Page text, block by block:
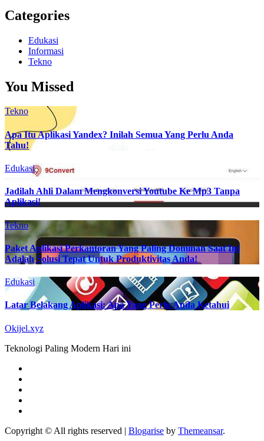
Categories
Edukasi
Informasi
Tekno
You Missed
Tekno
Apa Itu Aplikasi Yandex? Inilah Semua Yang Perlu Anda
Tahu!
Edukasi
Jadilah Ahli Dalam Mengkonversi Youtube Ke Mp3 Tanpa
Aplikasi!
Tekno
Paket Aplikasi Perkantoran Yang Paling Dominan Saat Ini
Adalah Solusi Tepat Untuk Produktivitas Anda!
Edukasi
Latar Belakang Aplikasi: Apa Yang Perlu Anda Ketahui
Okijel.xyz
Teknologi Paling Modern Hari ini
Copyright © All rights reserved | Blogarise by Themeansar.